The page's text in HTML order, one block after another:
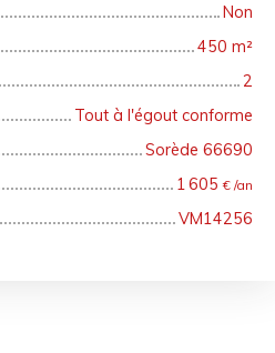
Non
450 m²
2
Tout à l'égout conforme
Sorède 66690
1 605€ /an
VM14256